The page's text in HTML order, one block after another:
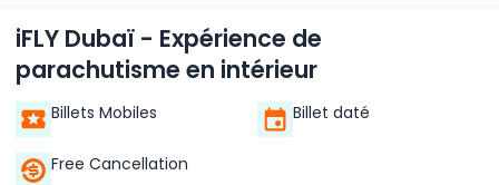
iFLY Dubaï - Expérience de
parachutisme en intérieur
Billets Mobiles Billet daté
Free Cancellation